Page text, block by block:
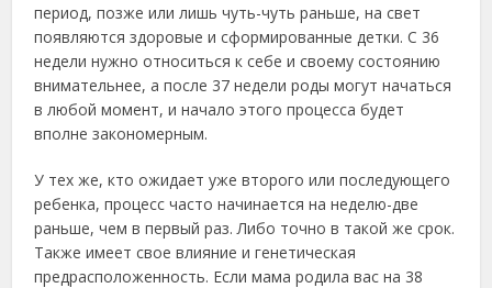
период, позже или лишь чуть-чуть раньше, на свет
появляются здоровые и сформированные детки. С 36
недели нужно относиться к себе и своему состоянию
внимательнее, а после 37 недели роды могут начаться
в любой момент, и начало этого процесса будет
вполне закономерным.
У тех же, кто ожидает уже второго или последующего
ребенка, процесс часто начинается на неделю-две
раньше, чем в первый раз. Либо точно в такой же срок.
Также имеет свое влияние и генетическая
предрасположенность. Если мама родила вас на 38